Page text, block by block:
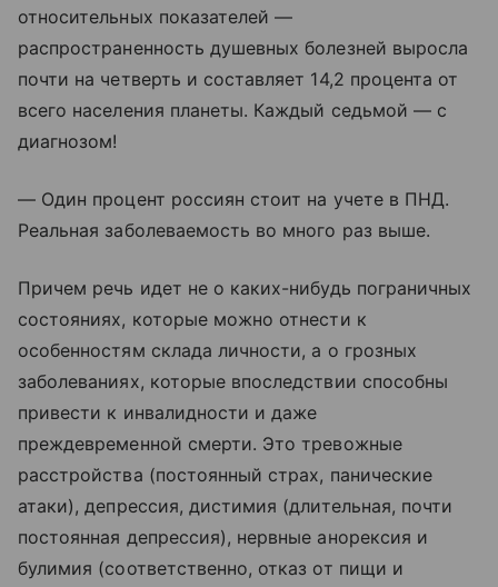
относительных показателей —
распространенность душевных болезней выросла
почти на четверть и составляет 14,2 процента от
всего населения планеты. Каждый седьмой — с
диагнозом!
— Один процент россиян стоит на учете в ПНД.
Реальная заболеваемость во много раз выше.
Причем речь идет не о каких-нибудь пограничных
состояниях, которые можно отнести к
особенностям склада личности, а о грозных
заболеваниях, которые впоследствии способны
привести к инвалидности и даже
преждевременной смерти. Это тревожные
расстройства (постоянный страх, панические
атаки), депрессия, дистимия (длительная, почти
постоянная депрессия), нервные анорексия и
булимия (соответственно, отказ от пищи и